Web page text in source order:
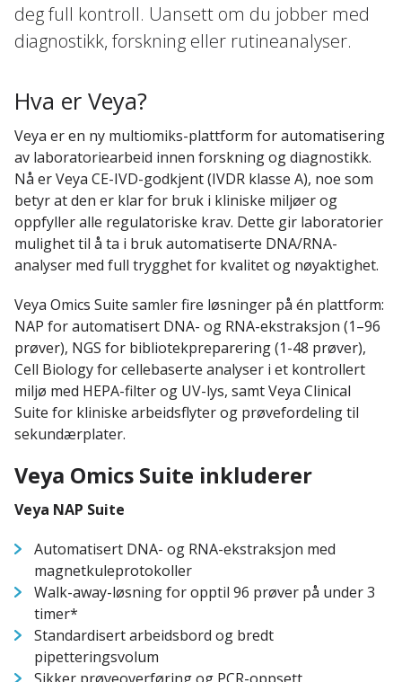
deg full kontroll. Uansett om du jobber med
diagnostikk, forskning eller rutineanalyser.
Hva er Veya?
Veya er en ny multiomiks-plattform for automatisering
av laboratoriearbeid innen forskning og diagnostikk.
Nå er Veya CE-IVD-godkjent (IVDR klasse A), noe som
betyr at den er klar for bruk i kliniske miljøer og
oppfyller alle regulatoriske krav. Dette gir laboratorier
mulighet til å ta i bruk automatiserte DNA/RNA-
analyser med full trygghet for kvalitet og nøyaktighet.
Veya Omics Suite samler fire løsninger på én plattform:
NAP for automatisert DNA- og RNA-ekstraksjon (1–96
prøver), NGS for bibliotekpreparering (1-48 prøver),
Cell Biology for cellebaserte analyser i et kontrollert
miljø med HEPA-filter og UV-lys, samt Veya Clinical
Suite for kliniske arbeidsflyter og prøvefordeling til
sekundærplater.
Veya Omics Suite inkluderer
Veya NAP Suite
Automatisert DNA- og RNA-ekstraksjon med
magnetkuleprotokoller
Walk-away-løsning for opptil 96 prøver på under 3
timer*
Standardisert arbeidsbord og bredt
pipetteringsvolum